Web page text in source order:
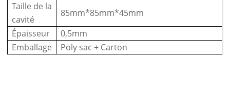
Taille de la
cavité
85mm*85mm*45mm
Épaisseur
0,5mm
Emballage
Poly sac + Carton